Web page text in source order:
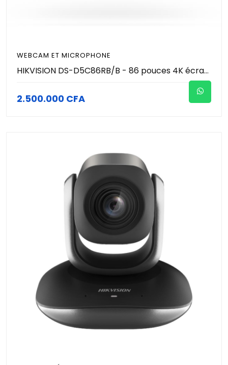
WEBCAM ET MICROPHONE
HIKVISION DS-D5C86RB/B - 86 pouces 4K écran tactile intéractif de conference avec microphone et caméra 8MP (4K) intégré
2.500.000 CFA